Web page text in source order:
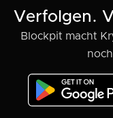
Verfolgen.
Blockpit macht